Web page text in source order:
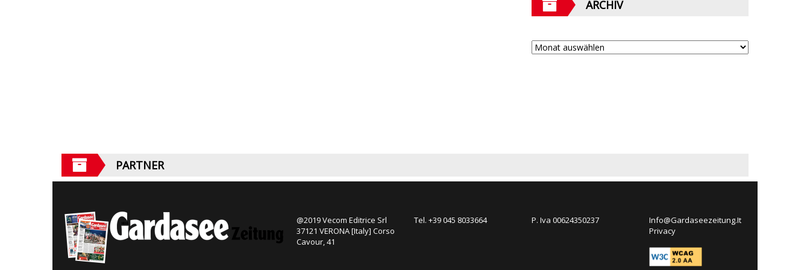
ARCHIV
PARTNER
@2019 Vecom Editrice Srl
37121 VERONA [Italy] Corso
Cavour, 41
Tel. +39 045 8033664 P. Iva 00624350237
Info@Gardaseezeitung.It
Privacy